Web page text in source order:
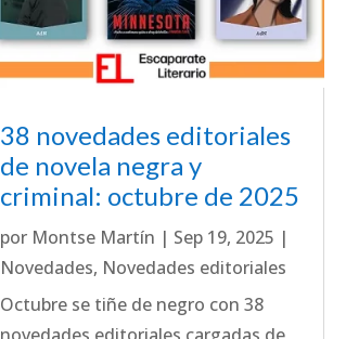
38 novedades editoriales
de novela negra y
criminal: octubre de 2025
por Montse Martín | Sep 19, 2025 |
Novedades, Novedades editoriales
Octubre se tiñe de negro con 38